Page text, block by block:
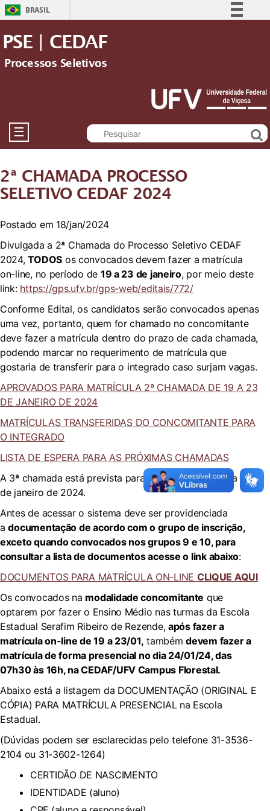
BRASIL
Legislação
PSE | CEDAF
Processos Seletivos
☰
2ª CHAMADA PROCESSO
SELETIVO CEDAF 2024
Postado em 18/jan/2024
Divulgada a 2ª Chamada do Processo Seletivo CEDAF
2024,TODOS os convocados devem fazer a matrícula
on-line, no período de 19 a 23 de janeiro, por meio deste
link: https://gps.ufv.br/gps-web/editais/772/
Conforme Edital, os candidatos serão convocados apenas
uma vez, portanto, quem for chamado no concomitante
deve fazer a matrícula dentro do prazo de cada chamada,
podendo marcar no requerimento de matrícula que
gostaria de transferir para o integrado caso surjam vagas.
APROVADOS PARA MATRÍCULA 2ª CHAMADA DE 19 A 23
DE JANEIRO DE 2024
MATRÍCULAS TRANSFERIDAS DO CONCOMITANTE PARA
O INTEGRADO
LISTA DE ESPERA PARA AS PRÓXIMAS CHAMADAS
A 3ª chamada está prevista para ser divulgada no dia 25
de janeiro de 2024.
Antes de acessar o sistema deve ser providenciada
adocumentação de acordo com o grupo de inscrição,
exceto quando convocados nos grupos 9 e 10, para
consultar a lista de documentos acesse o link abaixo:
DOCUMENTOS PARA MATRÍCULA ON-LINE CLIQUE AQUI
Os convocados na modalidade concomitante que
optarem por fazer o Ensino Médio nas turmas da Escola
Estadual Serafim Ribeiro de Rezende,apósfazer a
matrícula on-linede 19 a 23/01, tambémdevem fazer a
matrícula de forma presencial no dia 24/01/24, das
07h30às 16h, na CEDAF/UFV Campus Florestal.
Abaixo está a listagem da DOCUMENTAÇÃO (ORIGINAL E
CÓPIA) PARA MATRÍCULA PRESENCIAL na Escola
Estadual.
(Dúvidas podem ser esclarecidas pelo telefone 31-3536-
2104 ou 31-3602-1264)
CERTIDÃO DE NASCIMENTO
IDENTIDADE (aluno)